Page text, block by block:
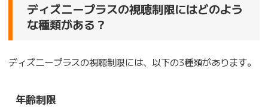
ディズニープラスの視聴制限にはどのよう
な種類がある？
ディズニープラスの視聴制限には、以下の3種類があります。
年齢制限